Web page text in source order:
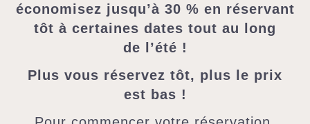
économisez jusqu’à 30 % en réservant
tôt à certaines dates tout au long
de l’été !
Plus vous réservez tôt, plus le prix
est bas !